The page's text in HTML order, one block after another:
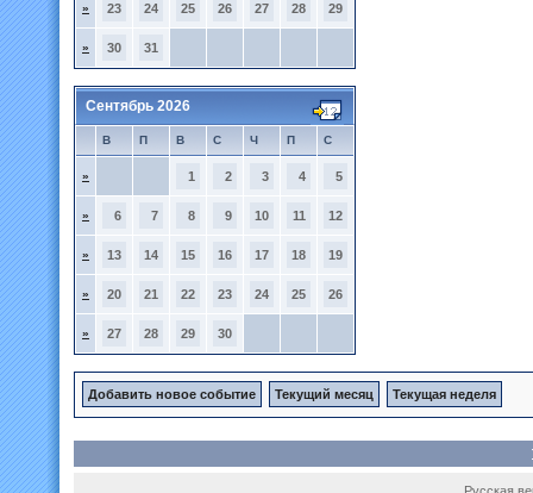
» 23 24 25 26 27 28 29
» 30 31
Сентябрь 2026
В П В С Ч П С
» 1 2 3 4 5
» 6 7 8 9 10 11 12
» 13 14 15 16 17 18 19
» 20 21 22 23 24 25 26
» 27 28 29 30
Добавить новое событие Текущий месяц Текущая неделя